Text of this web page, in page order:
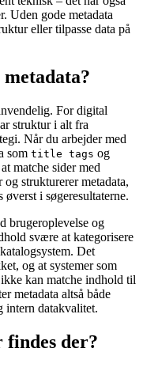
Uden gode metadata
eller tilpasse data på
For digital
struktur i alt fra
Når du arbejder med
som title tags og
matche sider med
strukturerer metadata,
i søgeresultaterne.
brugeroplevelse og
svære at kategorisere
Det
og at systemer som
kan matche indhold til
metadata altså både
intern datakvalitet.
der?